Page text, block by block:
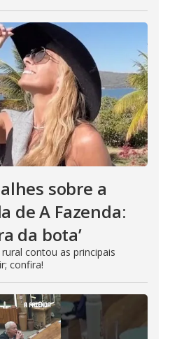
sobre a
de A Fazenda:
da bota’
contou as principais
confira!